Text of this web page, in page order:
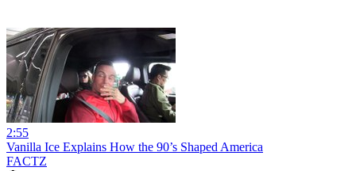
2:55
Vanilla Ice Explains How the 90’s Shaped America
FACTZ